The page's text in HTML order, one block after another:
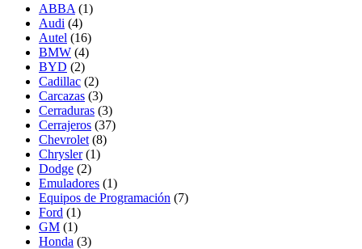
ABBA (1)
Audi (4)
Autel (16)
BMW (4)
BYD (2)
Cadillac (2)
Carcazas (3)
Cerraduras (3)
Cerrajeros (37)
Chevrolet (8)
Chrysler (1)
Dodge (2)
Emuladores (1)
Equipos de Programación (7)
Ford (1)
GM (1)
Honda (3)